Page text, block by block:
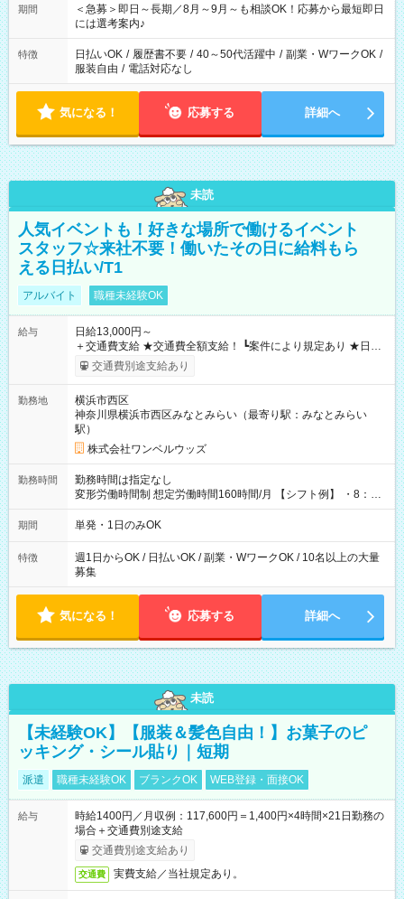
スタッフ スイーツ販売/ホテルフロント/化粧品販売/など 様々な
業界から入社して活躍されています♪
期間
＜急募＞即日～長期／8月～9月～も相談OK！応募から最短即日
には選考案内♪
特徴 日払いOK / 履歴書不要 / 40～50代活躍中 / 副業・WワークOK /
服装自由 / 電話対応なし
気になる！ 応募する 詳細へ
未読
人気イベントも！好きな場所で働けるイベント
スタッフ☆来社不要！働いたその日に給料もら
える日払い/T1
アルバイト 職種未経験OK
給与
日給13,000円～
＋交通費支給 ★交通費全額支給！ ┗案件により規定あり ★日払
いOK！（規定あり） ┗働いたその日に現金GET♪ お仕事後はコ
ンビニATMから 日払い分を引き落とせます！ 【試用期間】試
交通費別途支給あり
勤務地
横浜市西区
神奈川県横浜市西区みなとみらい（最寄り駅：みなとみらい
駅）
株式会社ワンベルウッズ
勤務時間
勤務時間は指定なし
変形労働時間制 想定労働時間160時間/月 【シフト例】 ・8：00
～21：00
期間 単発・1日のみOK
特徴
週1日からOK / 日払いOK / 副業・WワークOK / 10名以上の大量
募集
気になる！ 応募する 詳細へ
未読
【未経験OK】【服装＆髪色自由！】お菓子のピ
ッキング・シール貼り｜短期
派遣 職種未経験OK ブランクOK WEB登録・面接OK
給与
時給1400円／月収例：117,600円＝1,400円×4時間×21日勤務の
場合＋交通費別途支給
交通費別途支給あり
交通費 実費支給／当社規定あり。